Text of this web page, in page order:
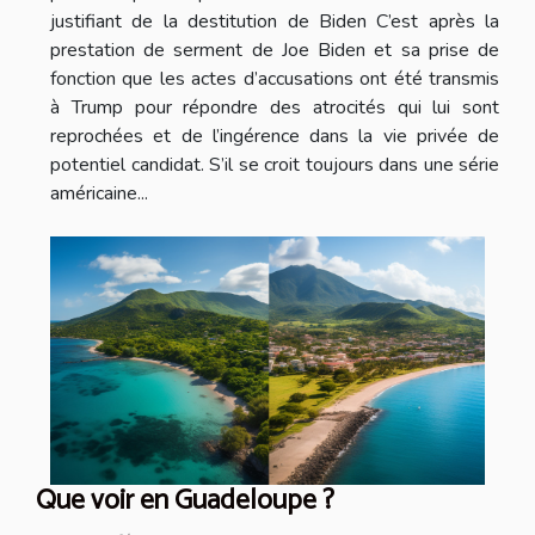
justifiant de la destitution de Biden C’est après la
prestation de serment de Joe Biden et sa prise de
fonction que les actes d’accusations ont été transmis
à Trump pour répondre des atrocités qui lui sont
reprochées et de l’ingérence dans la vie privée de
potentiel candidat. S’il se croit toujours dans une série
américaine...
Que voir en Guadeloupe ?